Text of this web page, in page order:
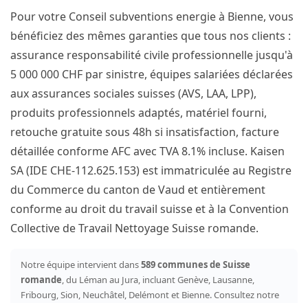
Pour votre Conseil subventions energie à Bienne, vous
bénéficiez des mêmes garanties que tous nos clients :
assurance responsabilité civile professionnelle jusqu'à
5 000 000 CHF par sinistre, équipes salariées déclarées
aux assurances sociales suisses (AVS, LAA, LPP),
produits professionnels adaptés, matériel fourni,
retouche gratuite sous 48h si insatisfaction, facture
détaillée conforme AFC avec TVA 8.1% incluse. Kaisen
SA (IDE CHE-112.625.153) est immatriculée au Registre
du Commerce du canton de Vaud et entièrement
conforme au droit du travail suisse et à la Convention
Collective de Travail Nettoyage Suisse romande.
Notre équipe intervient dans589 communes de Suisse
romande, du Léman au Jura, incluant Genève, Lausanne,
Fribourg, Sion, Neuchâtel, Delémont et Bienne. Consultez notre